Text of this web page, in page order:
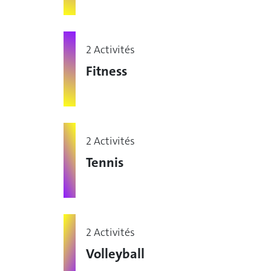
2 Activités
Fitness
2 Activités
Tennis
2 Activités
Volleyball